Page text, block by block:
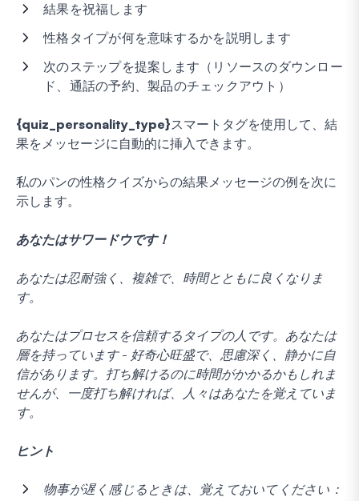
結果を祝福します
性格タイプが何を意味するかを説明します
次のステップを提案します（リソースのダウンロー
ド、通話の予約、製品のチェックアウト）
{quiz_personality_type}スマートタグを使用して、結
果をメッセージに自動的に挿入できます。
私のパンの性格クイズからの結果メッセージの例を次に
示します。
あなたはサワードウです！
あなたは忍耐強く、複雑で、時間とともに良くなりま
す。
あなたはプロセスを信頼するタイプの人です。あなたは
層を持っています - 好奇心旺盛で、思慮深く、静かに自
信があります。打ち解けるのに時間がかかるかもしれま
せんが、一度打ち解ければ、人々はあなたを覚えていま
す。
ヒント
物事が遅く感じるときは、覚えておいてください：